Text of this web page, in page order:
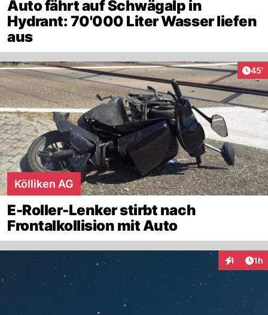
Auto fährt auf Schwägalp in
Hydrant: 70'000 Liter Wasser liefen
aus
45'
Kölliken AG
E-Roller-Lenker stirbt nach
Frontalkollision mit Auto
1 1h